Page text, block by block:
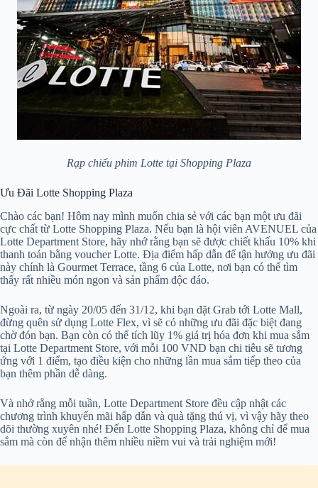
Rạp chiếu phim Lotte tại Shopping Plaza
Ưu Đãi Lotte Shopping Plaza
Chào các bạn! Hôm nay mình muốn chia sẻ với các bạn một ưu đãi
cực chất từ Lotte Shopping Plaza. Nếu bạn là hội viên AVENUEL của
Lotte Department Store, hãy nhớ rằng bạn sẽ được chiết khấu 10% khi
thanh toán bằng voucher Lotte. Địa điểm hấp dẫn để tận hưởng ưu đãi
này chính là Gourmet Terrace, tầng 6 của Lotte, nơi bạn có thể tìm
thấy rất nhiều món ngon và sản phẩm độc đáo.
Ngoài ra, từ ngày 20/05 đến 31/12, khi bạn đặt Grab tới Lotte Mall,
đừng quên sử dụng Lotte Flex, vì sẽ có những ưu đãi đặc biệt đang
chờ đón bạn. Bạn còn có thể tích lũy 1% giá trị hóa đơn khi mua sắm
tại Lotte Department Store, với mỗi 100 VND bạn chi tiêu sẽ tương
ứng với 1 điểm, tạo điều kiện cho những lần mua sắm tiếp theo của
bạn thêm phần dễ dàng.
Và nhớ rằng mỗi tuần, Lotte Department Store đều cập nhật các
chương trình khuyến mãi hấp dẫn và quà tặng thú vị, vì vậy hãy theo
dõi thường xuyên nhé! Đến Lotte Shopping Plaza, không chỉ để mua
sắm mà còn để nhận thêm nhiều niềm vui và trải nghiệm mới!